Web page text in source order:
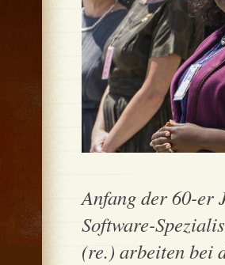
Anfang der 60-er
Software-
(re.) arbeiten bei